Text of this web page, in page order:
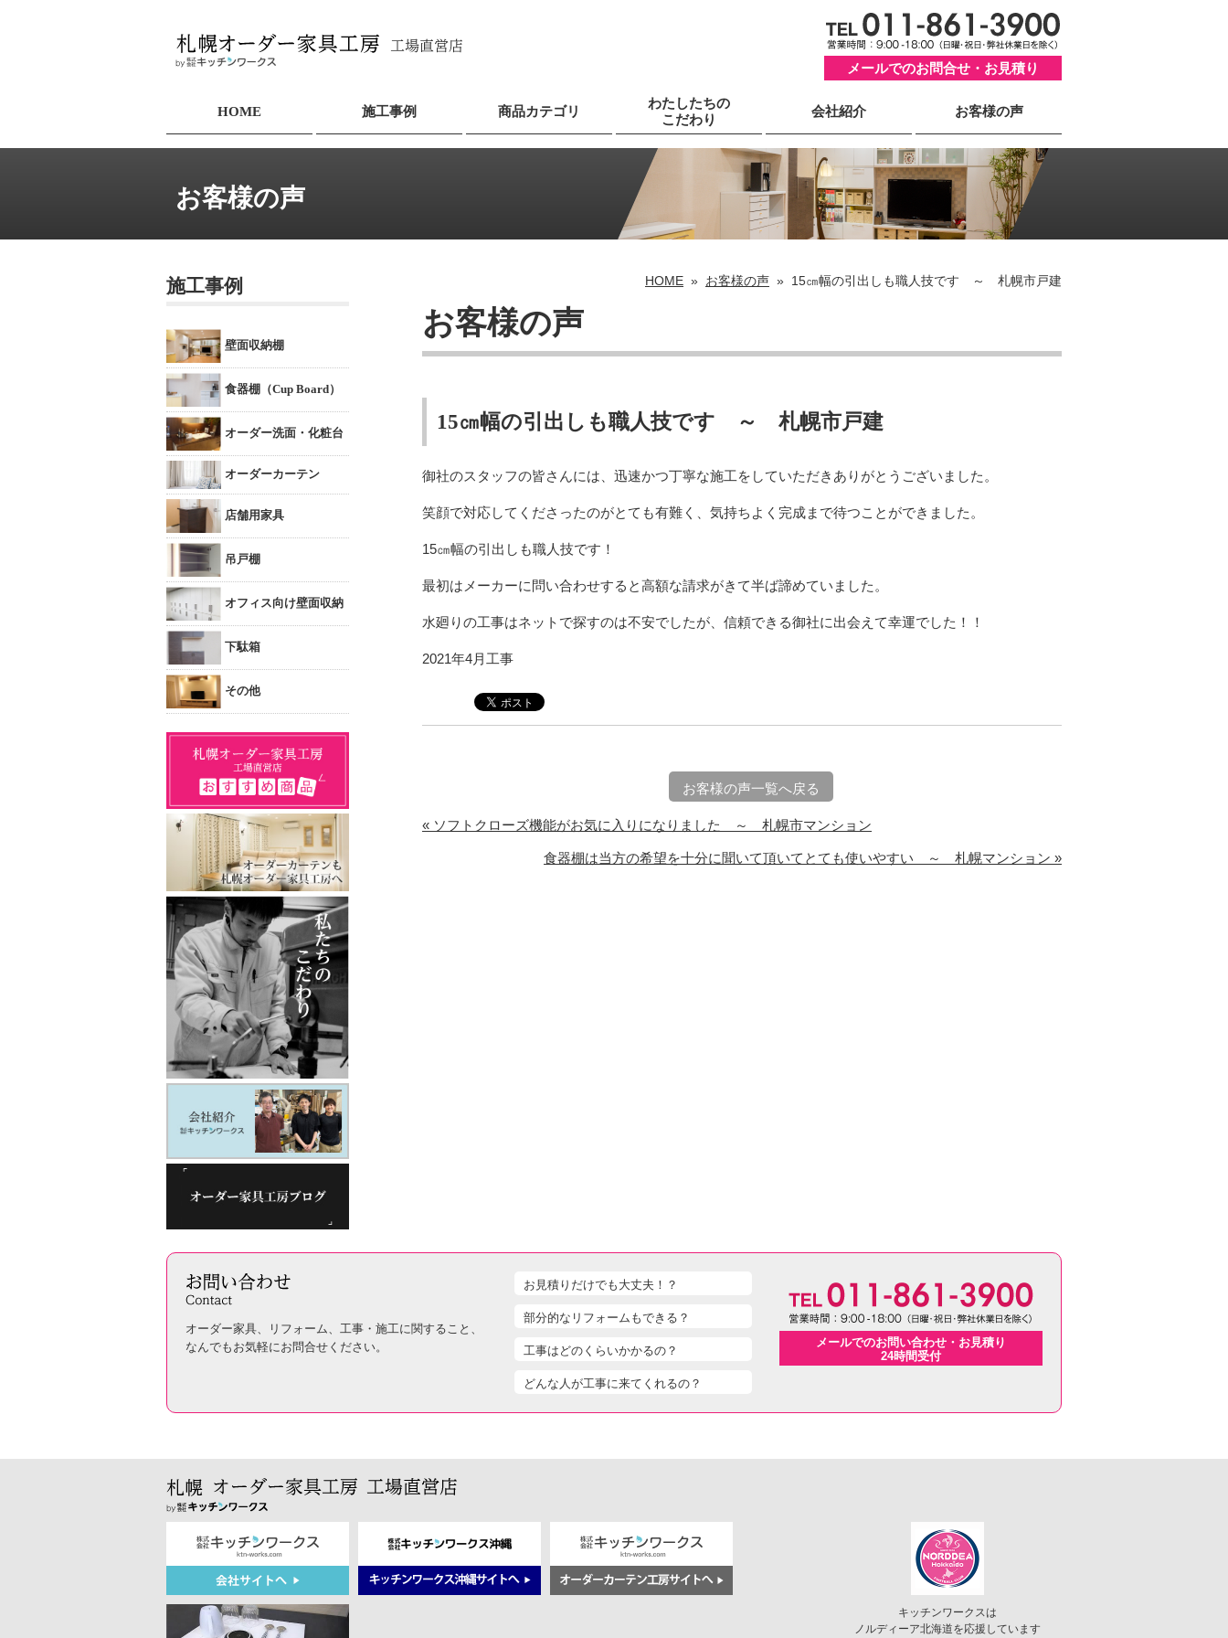
メールでのお問合せ・お見積り
HOME 施工事例 商品カテゴリ
わたしたちの
こだわり
会社紹介 お客様の声
お客様の声
HOME » お客様の声 » 15㎝幅の引出しも職人技です ～ 札幌市戸建
お客様の声
15㎝幅の引出しも職人技です ～ 札幌市戸建
御社のスタッフの皆さんには、迅速かつ丁寧な施工をしていただきありがとうございました。
笑顔で対応してくださったのがとても有難く、気持ちよく完成まで待つことができました。
15㎝幅の引出しも職人技です！
最初はメーカーに問い合わせすると高額な請求がきて半ば諦めていました。
水廻りの工事はネットで探すのは不安でしたが、信頼できる御社に出会えて幸運でした！！
2021年4月工事
お客様の声一覧へ戻る
« ソフトクローズ機能がお気に入りになりました ～ 札幌市マンション
食器棚は当方の希望を十分に聞いて頂いてとても使いやすい ～ 札幌マンション »
施工事例
壁面収納棚
食器棚（Cup Board）
オーダー洗面・化粧台
オーダーカーテン
店舗用家具
吊戸棚
オフィス向け壁面収納
下駄箱
その他
オーダー家具、リフォーム、工事・施工に関すること、
なんでもお気軽にお問合せください。
お見積りだけでも大丈夫！？
部分的なリフォームもできる？
工事はどのくらいかかるの？
どんな人が工事に来てくれるの？
メールでのお問い合わせ・お見積り
24時間受付
キッチンワークスは
ノルディーア北海道を応援しています